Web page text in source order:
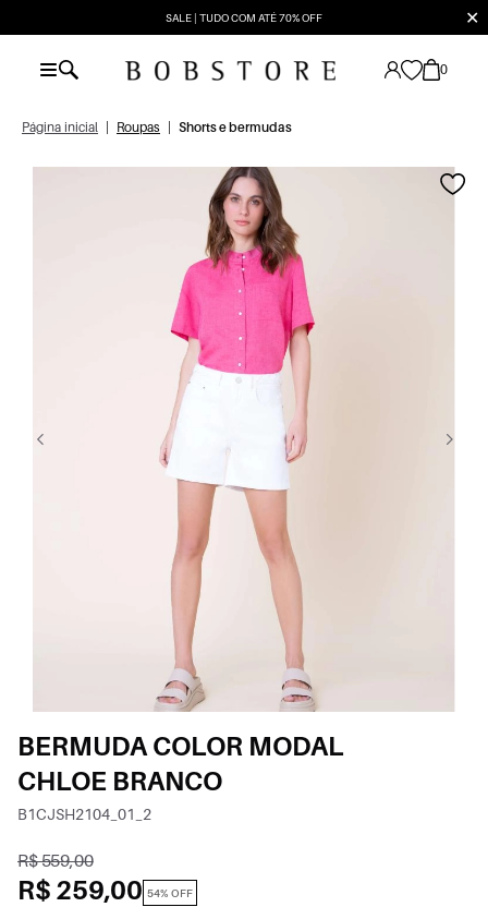
SALE | TUDO COM ATÉ 70% OFF ✕
0
Página inicial Roupas Shorts e bermudas
BERMUDA COLOR MODAL
CHLOE BRANCO
B1CJSH2104_01_2
R$ 559,00
R$ 259,00 54% OFF